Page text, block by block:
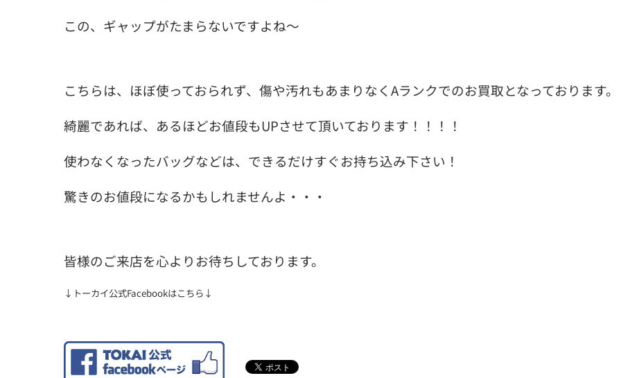
この、ギャップがたまらないですよね～
こちらは、ほぼ使っておられず、傷や汚れもあまりなくAランクでのお買取となっております。
綺麗であれば、あるほどお値段もUPさせて頂いております！！！！
使わなくなったバッグなどは、できるだけすぐお持ち込み下さい！
驚きのお値段になるかもしれませんよ・・・
皆様のご来店を心よりお待ちしております。
↓トーカイ公式Facebookはこちら↓